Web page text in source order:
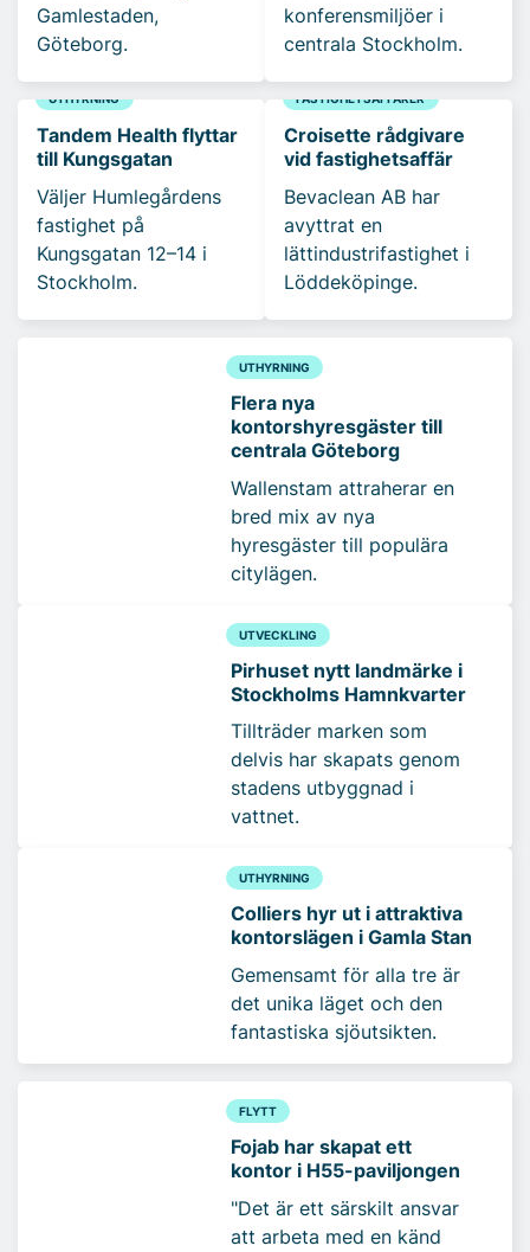
Gamlestaden,
Göteborg.
konferensmiljöer i
centrala Stockholm.
UTHYRNING
Tandem Health flyttar
till Kungsgatan
Väljer Humlegårdens
fastighet på
Kungsgatan 12–14 i
Stockholm.
FASTIGHETSAFFÄRER
Croisette rådgivare
vid fastighetsaffär
Bevaclean AB har
avyttrat en
lättindustrifastighet i
Löddeköpinge.
UTHYRNING
Flera nya
kontorshyresgäster till
centrala Göteborg
Wallenstam attraherar en
bred mix av nya
hyresgäster till populära
citylägen.
UTVECKLING
Pirhuset nytt landmärke i
Stockholms Hamnkvarter
Tillträder marken som
delvis har skapats genom
stadens utbyggnad i
vattnet.
UTHYRNING
Colliers hyr ut i attraktiva
kontorslägen i Gamla Stan
Gemensamt för alla tre är
det unika läget och den
fantastiska sjöutsikten.
FLYTT
Fojab har skapat ett
kontor i H55-paviljongen
"Det är ett särskilt ansvar
att arbeta med en känd